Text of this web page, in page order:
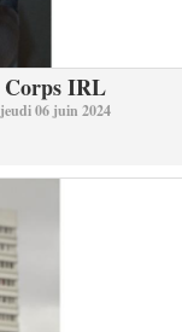
Corps IRL
jeudi 06 juin 2024